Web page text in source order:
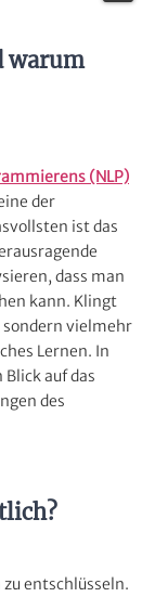
warum
(NLP)
der
ist das
dass man
kann. Klingt
sondern vielmehr
Lernen. In
auf das
des
entschlüsseln.